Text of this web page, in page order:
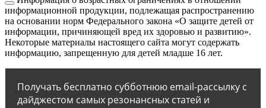
информационной продукции, подлежащая распространению
на основании норм Федерального закона «О защите детей от
информации, причиняющей вред их здоровью и развитию».
Некоторые материалы настоящего сайта могут содержать
информацию, запрещенную для детей младше 16 лет.
Получать бесплатно субботнюю email-рассылку с
дайджестом самых резонансных статей и